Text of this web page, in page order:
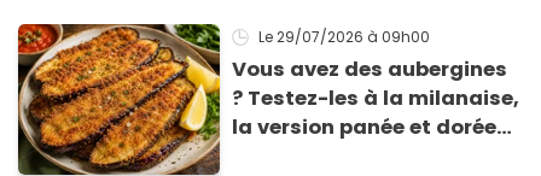
Le 29/07/2026 à 09h00
Vous avez des aubergines
? Testez-les à la milanaise,
la version panée et dorée